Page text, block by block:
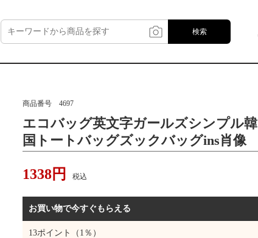
検索
商品番号 4697
エコバッグ英文字ガールズシンプル韓
国トートバッグズックバッグins肖像
1338円 税込
お買い物で今すぐもらえる
13ポイント（1％）